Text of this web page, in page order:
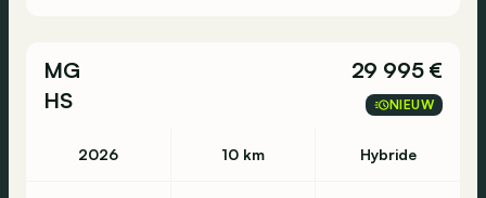
MG
HS
29 995 €
NIEUW
2026 10 km Hybride